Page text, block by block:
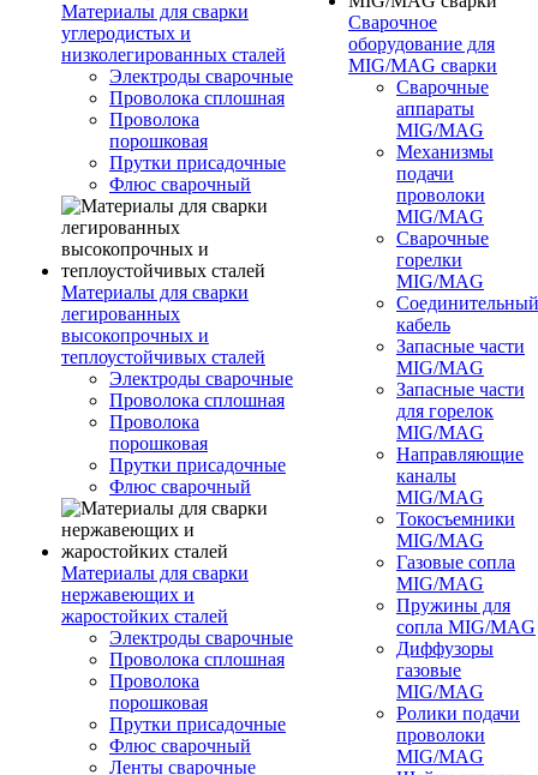
Материалы для сварки
углеродистых и
низколегированных сталей
Электроды сварочные
Проволока сплошная
Проволока
порошковая
Прутки присадочные
Флюс сварочный
Материалы для сварки
легированных
высокопрочных и
теплоустойчивых сталей
Электроды сварочные
Проволока сплошная
Проволока
порошковая
Прутки присадочные
Флюс сварочный
Материалы для сварки
нержавеющих и
жаростойких сталей
Электроды сварочные
Проволока сплошная
Проволока
порошковая
Прутки присадочные
Флюс сварочный
Ленты сварочные
Сварочное
оборудование для
MIG/MAG сварки
Сварочные
аппараты
MIG/MAG
Механизмы
подачи
проволоки
MIG/MAG
Сварочные
горелки
MIG/MAG
Соединительный
кабель
Запасные части
MIG/MAG
Запасные части
для горелок
MIG/MAG
Направляющие
каналы
MIG/MAG
Токосъемники
MIG/MAG
Газовые сопла
MIG/MAG
Пружины для
сопла MIG/MAG
Диффузоры
газовые
MIG/MAG
Ролики подачи
проволоки
MIG/MAG